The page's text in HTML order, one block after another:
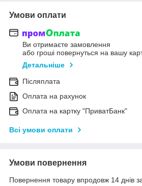
Умови оплати
Ви отримаєте замовлення
або гроші повернуться на вашу
Детальніше
Післяплата
Оплата на рахунок
Оплата на картку "ПриватБанк"
Всі умови оплати
Умови повернення
Повернення товару впродовж 14 днів